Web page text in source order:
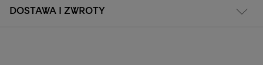
DOSTAWA I ZWROTY